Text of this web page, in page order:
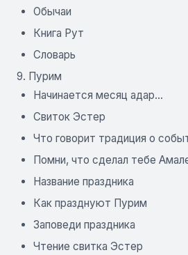
Обычаи
Книга Рут
Словарь
9. Пурим
Начинается месяц адар...
Свиток Эстер
Что говорит традиция о
Помни, что сделал тебе
Название праздника
Как празднуют Пурим
Заповеди праздника
Чтение свитка Эстер